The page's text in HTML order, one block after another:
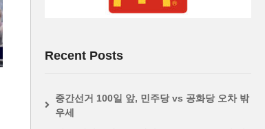
Recent Posts
중간선거 100일 앞, 민주당 vs 공화당 오차 밖
우세